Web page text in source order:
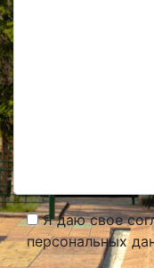
Я даю свое
персональных